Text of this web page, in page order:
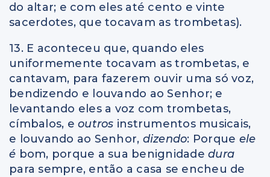
do altar; e com eles até cento e vinte
sacerdotes, que tocavam as trombetas).
13. E aconteceu que, quando eles
uniformemente tocavam as trombetas, e
cantavam, para fazerem ouvir uma só voz,
bendizendo e louvando ao Senhor; e
levantando eles a voz com trombetas,
címbalos, e outros instrumentos musicais,
e louvando ao Senhor, dizendo: Porque ele
é bom, porque a sua benignidade dura
para sempre, então a casa se encheu de